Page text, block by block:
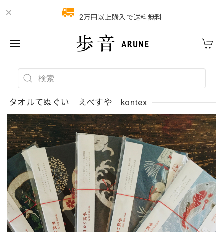
2万円以上購入で送料無料
タオルてぬぐい えべすや kontex